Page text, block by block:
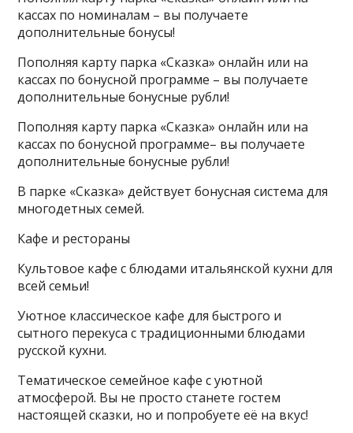
кассах по номиналам – вы получаете
дополнительные бонусы!
Пополняя карту парка «Сказка» онлайн или на
кассах по бонусной программе – вы получаете
дополнительные бонусные рубли!
Пополняя карту парка «Сказка» онлайн или на
кассах по бонусной программе– вы получаете
дополнительные бонусные рубли!
В парке «Сказка» действует бонусная система для
многодетных семей.
Кафе и рестораны
Культовое кафе с блюдами итальянской кухни для
всей семьи!
Уютное классическое кафе для быстрого и
сытного перекуса с традиционными блюдами
русской кухни.
Тематическое семейное кафе с уютной
атмосферой. Вы не просто станете гостем
настоящей сказки, но и попробуете её на вкус!